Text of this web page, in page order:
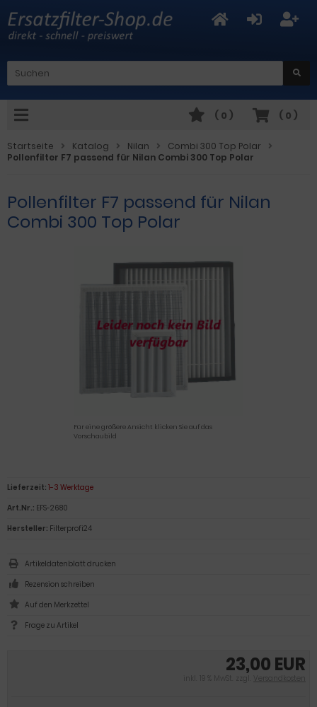
( 0 )
( 0 )
Startseite Katalog Nilan
Combi 300 Top Polar
Pollenfilter F7 passend für Nilan Combi 300 Top Polar
Pollenfilter F7 passend für Nilan
Combi 300 Top Polar
Für eine größere Ansicht klicken Sie auf das
Vorschaubild
23,00 EUR
inkl. 19 % MwSt. zzgl. Versandkosten
Lieferzeit: 1-3 Werktage
Art.Nr.: EFS-2680
Hersteller: Filterprofi24
Artikeldatenblatt drucken
Rezension schreiben
Frage zu Artikel